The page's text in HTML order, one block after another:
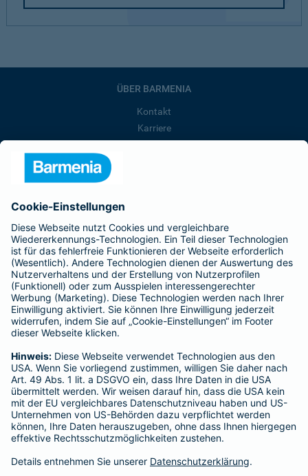
ÜBER BARMENIA
Kontakt
Karriere
Barmenia ist Teil der BarmeniaGothaer
BELIEBTE SEITEN
Kranken-Zusatzversicherung
Tierversicherungen
Haftpflichtversicherung
Hausratversicherung
Adresse ändern
Schaden melden
Kilometerstandsmeldung
Serviceübersicht